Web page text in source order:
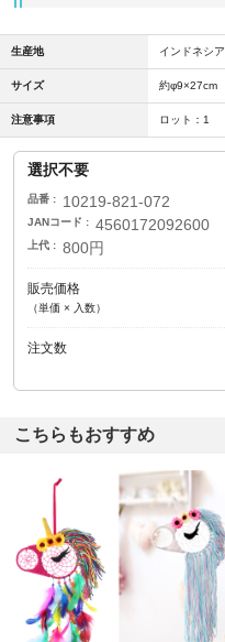
生産地 インドネシア
サイズ 約φ9×27cm
注意事項 ロット：1
選択不要
品番 10219-821-072
JANコード 4560172092600
上代 800円
販売価格
（単価 × 入数）
注文数
こちらもおすすめ